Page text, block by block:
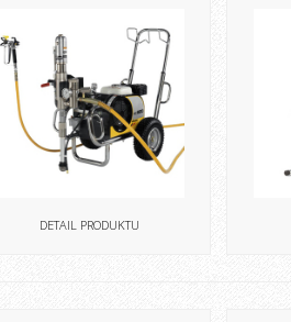
DETAIL PRODUKTU